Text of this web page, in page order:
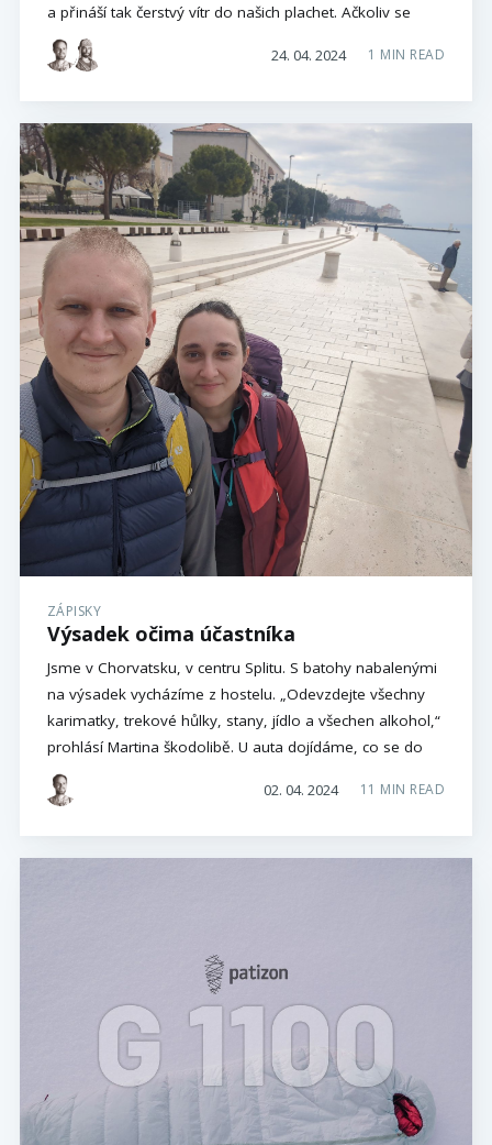
a přináší tak čerstvý vítr do našich plachet. Ačkoliv se
24. 04. 2024 1 MIN READ
ZÁPISKY
Výsadek očima účastníka
Jsme v Chorvatsku, v centru Splitu. S batohy nabalenými
na výsadek vycházíme z hostelu. „Odevzdejte všechny
karimatky, trekové hůlky, stany, jídlo a všechen alkohol,“
prohlásí Martina škodolibě. U auta dojídáme, co se do
02. 04. 2024 11 MIN READ